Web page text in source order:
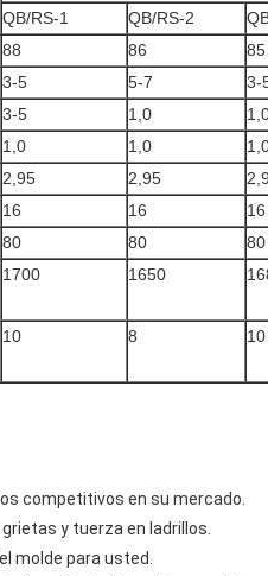
QB/RS-1
QB/RS-2
88 86
85
3-5 5-7
3-
3-5 1,0
1,0 1,0
2,95 2,95
16 16
16
80 80
80
1700 1650
10 8 10
competitivos en su mercado.
y tuerza en ladrillos.
molde para usted.